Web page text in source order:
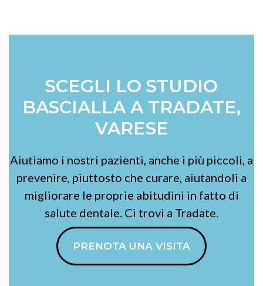
SCEGLI LO STUDIO
BASCIALLA A TRADATE,
VARESE
Aiutiamo i nostri pazienti, anche i più piccoli, a
prevenire, piuttosto che curare, aiutandoli a
migliorare le proprie abitudini in fatto di
salute dentale. Ci trovi a Tradate.
PRENOTA UNA VISITA